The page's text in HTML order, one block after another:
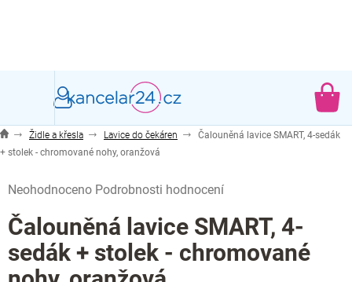
Židle a křesla Lavice do čekáren
Čalouněná lavice SMART, 4-sedák
+ stolek - chromované nohy, oranžová
hodnocení
produktu
je
0,0
z
Neohodnoceno Podrobnosti hodnocení
Čalouněná lavice SMART, 4-
sedák + stolek - chromované